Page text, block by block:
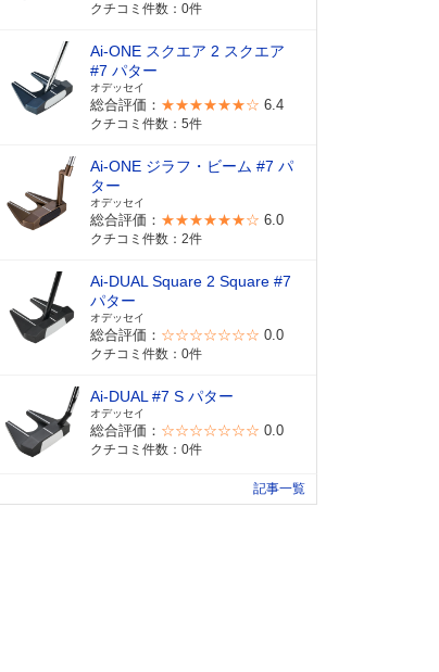
クチコミ件数：0件
Ai-ONE スクエア 2 スクエア
#7 パター
オデッセイ
総合評価： ★★★★★★☆ 6.4
クチコミ件数：5件
Ai-ONE ジラフ・ビーム #7 パ
ター
オデッセイ
総合評価： ★★★★★★☆ 6.0
クチコミ件数：2件
Ai-DUAL Square 2 Square #7
パター
オデッセイ
総合評価： ☆☆☆☆☆☆☆ 0.0
クチコミ件数：0件
Ai-DUAL #7 S パター
オデッセイ
総合評価： ☆☆☆☆☆☆☆ 0.0
クチコミ件数：0件
記事一覧